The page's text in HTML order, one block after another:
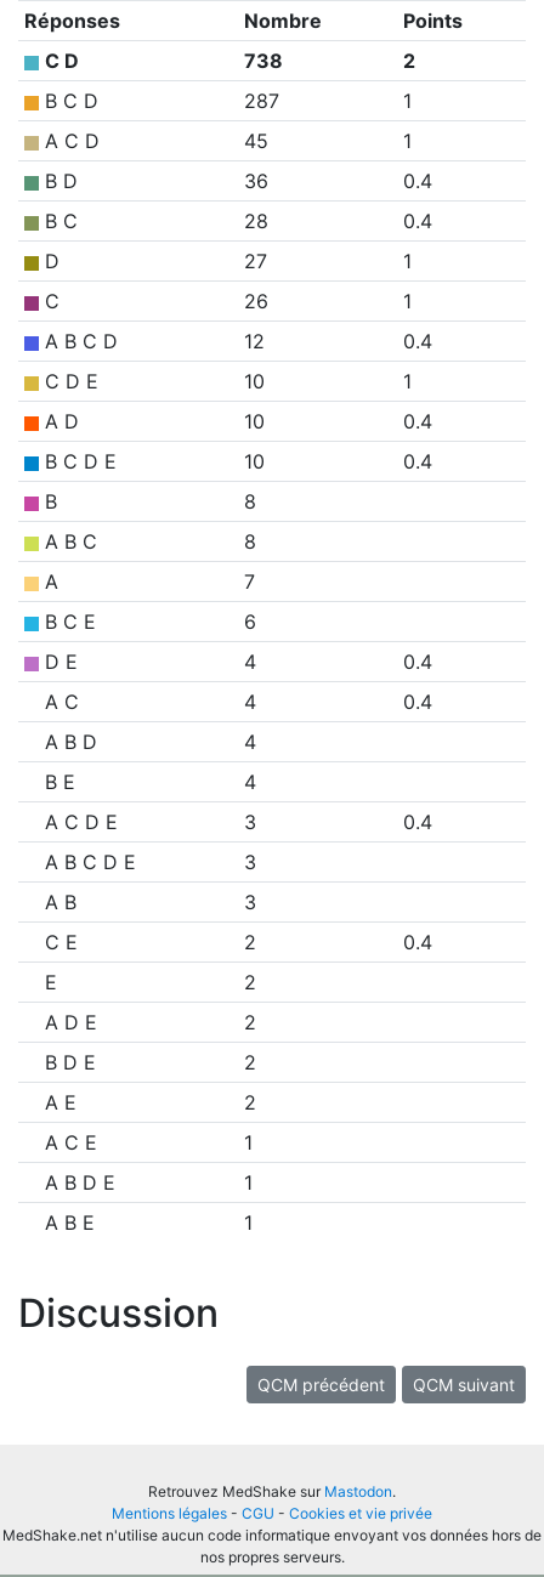
Réponses Nombre
Points
C D
738
2
B C D
287
1
A C D
45
1
B D
36
0.4
B C
28
0.4
D
27
1
C
26
1
A B C D
12
0.4
C D E
10
1
A D
10
0.4
B C D E
10
0.4
B
8
A B C
8
A
7
B C E
6
D E
4
0.4
A C
4
0.4
A B D
4
B E
4
A C D E
3
0.4
A B C D E
3
A B
3
C E
2
0.4
E
2
A D E
2
B D E
2
A E
2
A C E
1
A B D E
1
A B E
1
Discussion
QCM précédent QCM suivant
Retrouvez MedShake sur Mastodon.
Mentions légales - CGU - Cookies et vie privée
MedShake.net n'utilise aucun code informatique envoyant vos données hors de
nos propres serveurs.